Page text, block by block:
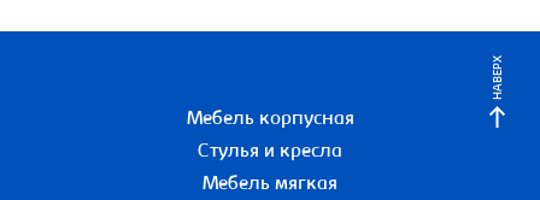
НАВЕРХ
Мебель корпусная
Стулья и кресла
Мебель мягкая